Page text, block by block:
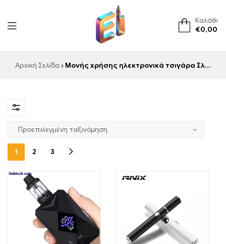
ElementVape.de
Καλάθι
€0,00
Αρχική Σελίδα Μονής χρήσης ηλεκτρονικά τσιγάρα Σλοβακία
1 2 3